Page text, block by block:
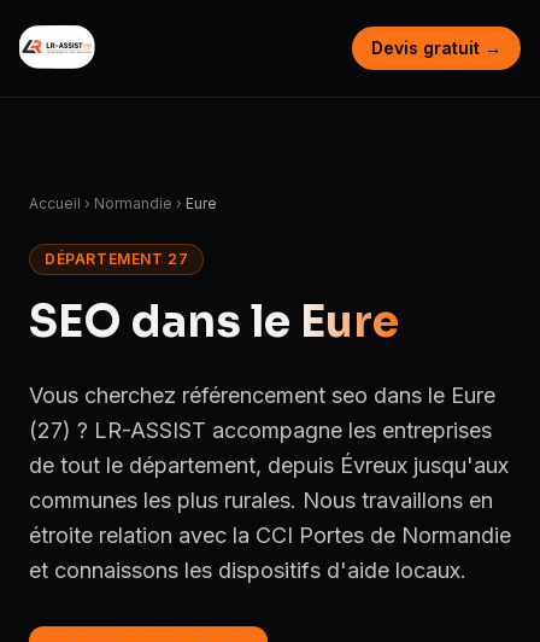
Devis gratuit →
Accueil › Normandie › Eure
DÉPARTEMENT 27
SEO dans le Eure
Vous cherchez référencement seo dans le Eure
(27) ? LR-ASSIST accompagne les entreprises
de tout le département, depuis Évreux jusqu'aux
communes les plus rurales. Nous travaillons en
étroite relation avec la CCI Portes de Normandie
et connaissons les dispositifs d'aide locaux.